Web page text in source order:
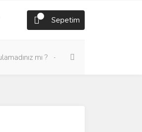
Sepetim